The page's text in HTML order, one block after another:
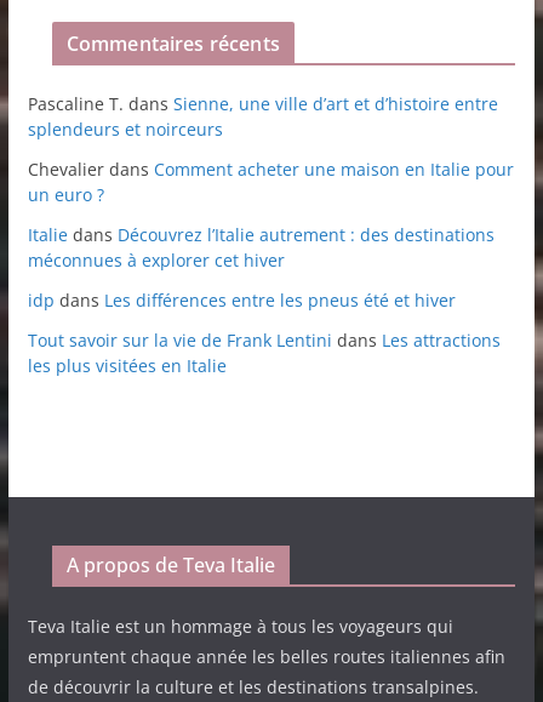
Commentaires récents
Pascaline T. dans Sienne, une ville d’art et d’histoire entre
splendeurs et noirceurs
Chevalierdans Comment acheter une maison en Italie pour
un euro ?
Italiedans Découvrez l’Italie autrement : des destinations
méconnues à explorer cet hiver
idp dans Les différences entre les pneus été et hiver
Tout savoir sur la vie de Frank Lentini dans Les attractions
les plus visitées en Italie
A propos de Teva Italie
Teva Italie est un hommage à tous les voyageurs qui
empruntent chaque année les belles routes italiennes afin
de découvrir la culture et les destinations transalpines.